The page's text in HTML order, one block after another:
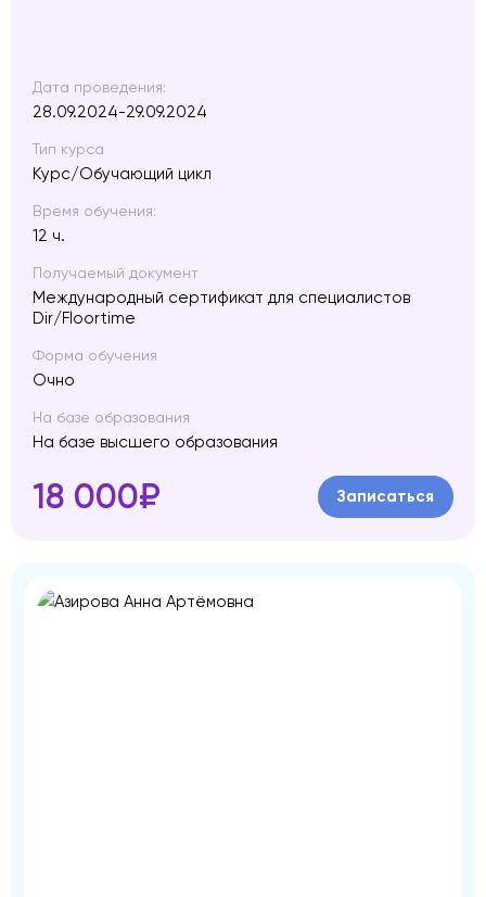
Дата проведения:
28.09.2024-29.09.2024
Тип курса
Курс/Обучающий цикл
Время обучения:
12 ч.
Получаемый документ
Международный сертификат для специалистов
Dir/Floortime
Форма обучения
Очно
На базе образования
На базе высшего образования
18 000₽ Записаться